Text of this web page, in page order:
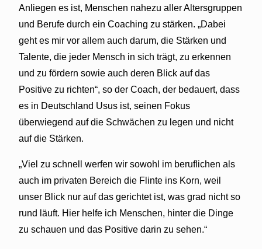
Anliegen es ist, Menschen nahezu aller Altersgruppen
und Berufe durch ein Coaching zu stärken. „Dabei
geht es mir vor allem auch darum, die Stärken und
Talente, die jeder Mensch in sich trägt, zu erkennen
und zu fördern sowie auch deren Blick auf das
Positive zu richten“, so der Coach, der bedauert, dass
es in Deutschland Usus ist, seinen Fokus
überwiegend auf die Schwächen zu legen und nicht
auf die Stärken.
„Viel zu schnell werfen wir sowohl im beruflichen als
auch im privaten Bereich die Flinte ins Korn, weil
unser Blick nur auf das gerichtet ist, was grad nicht so
rund läuft. Hier helfe ich Menschen, hinter die Dinge
zu schauen und das Positive darin zu sehen.“